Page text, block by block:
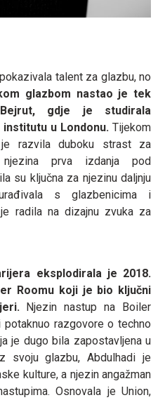
talent za glazbu, no
glazbom nastao je tek
gdje je studirala
institutu u Londonu. Tijekom
je razvila duboku strast za
prva izdanja pod
su ključna za njezinu daljnju
s glazbenicima i
radila na dizajnu zvuka za
eksplodirala je 2018.
Roomu koji je bio ključni
Njezin nastup na Boiler
razgovore o techno
je dugo bila zapostavljena u
svoju glazbu, Abdulhadi je
kulture, a njezin angažman
Osnovala je Union,